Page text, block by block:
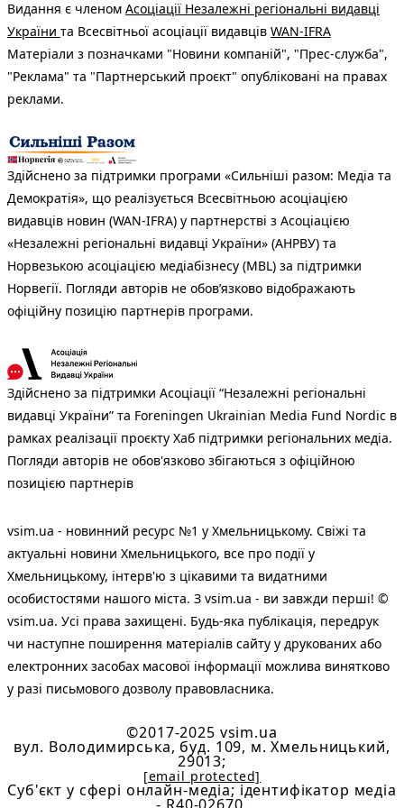
Видання є членом Асоціації Незалежні регіональні видавці
України та Всесвітньої асоціації видавців WAN-IFRA
Матеріали з позначками "Новини компаній", "Прес-служба",
"Реклама" та "Партнерський проєкт" опубліковані на правах
реклами.
Здійснено за підтримки програми «Сильніші разом: Медіа та
Демократія», що реалізується Всесвітньою асоціацією
видавців новин (WAN-IFRA) у партнерстві з Асоціацією
«Незалежні регіональні видавці України» (АНРВУ) та
Норвезькою асоціацією медіабізнесу (MBL) за підтримки
Норвегії. Погляди авторів не обов’язково відображають
офіційну позицію партнерів програми.
Здійснено за підтримки Асоціації “Незалежні регіональні
видавці України” та Foreningen Ukrainian Media Fund Nordic в
рамках реалізації проєкту Хаб підтримки регіональних медіа.
Погляди авторів не обов'язково збігаються з офіційною
позицією партнерів
vsim.ua - новинний ресурс №1 у Хмельницькому. Свіжі та
актуальні новини Хмельницького, все про події у
Хмельницькому, інтерв'ю з цікавими та видатними
особистостями нашого міста. З vsim.ua - ви завжди перші! ©
vsim.ua. Усі права захищені. Будь-яка публiкацiя, передрук
чи наступне поширення матеріалів сайту у друкованих або
електронних засобах масової інформації можлива винятково
у разі письмового дозволу правовласника.
©2017-2025 vsim.ua
вул. Володимирська, буд. 109, м. Хмельницький,
29013;
[email protected]
Cуб'єкт у сфері онлайн-медіа; ідентифікатор медіа